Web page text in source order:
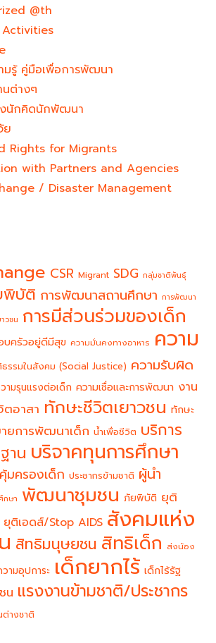
@th
มรู้ คู่มือเพื่อการพัฒนา
นต่างๆ
นักคิดนักพัฒนา
ย
Rights for Migrants
with Partners and Agencies
/ Disaster Management
CSR Migrant SDG กลุ่มชาติพันธุ์
พิบัติ การพัฒนาสถานศึกษา การพัฒนา
วชน การมีส่วนร่วมของเด็ก
บครัวอยู่ดีมีสุข ความมั่นคงทางอาหาร ความ
รรมในสังคม (Social Justice) ความรับผิด
ามรุนแรงต่อเด็ก ความเชื่อและการพัฒนา งาน
ตอาสา ทักษะชีวิตเยาวชน ทักษะ
ยการพัฒนาเด็ก น้ำเพื่อชีวิต บริการ
าน บริจาคทุนการศึกษา
มครองเด็ก ประชากรข้ามชาติ ผู้นำ
ษา พัฒนาชุมชน ภัยพิบัติ ยุติ
ยุติเอดส์/Stop AIDS สังคมแห่ง
สิทธิมนุษยชน สิทธิเด็ก ส่งน้อง
ามอุปการะ เด็กยากไร้ เด็กไร้รัฐ
น แรงงานข้ามชาติ/ประชากร
ต่างชาติ